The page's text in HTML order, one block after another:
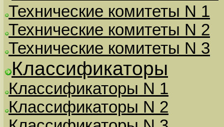
Технические комитеты N 1
Технические комитеты N 2
Технические комитеты N 3
Классификаторы
Классификаторы N 1
Классификаторы N 2